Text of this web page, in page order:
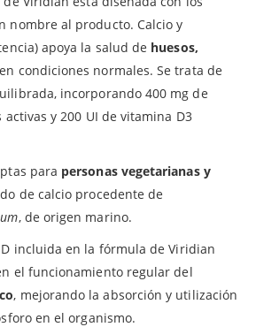
nombre al producto. Calcio y
apoya la salud de huesos,
en condiciones normales. Se trata de
incorporando 400 mg de
y 200 UI de vitamina D3
para personas vegetarianas y
de calcio procedente de
, de origen marino.
incluida en la fórmula de Viridian
el funcionamiento regular del
, mejorando la absorción y utilización
en el organismo.